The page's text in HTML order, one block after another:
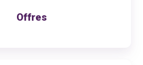
Offres